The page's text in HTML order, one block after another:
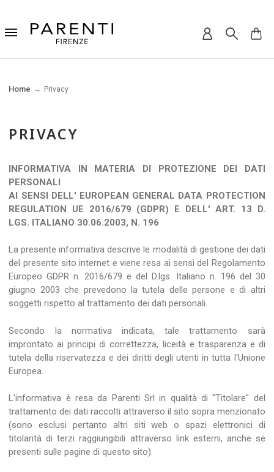
Home Privacy
PRIVACY
INFORMATIVA IN MATERIA DI PROTEZIONE DEI DATI
PERSONALI
AI SENSI DELL' EUROPEAN GENERAL DATA PROTECTION
REGULATION UE 2016/679 (GDPR) E DELL' ART. 13 D.
LGS. ITALIANO 30.06.2003, N. 196
La presente informativa descrive le modalità di gestione dei dati
del presente sito internet e viene resa ai sensi del Regolamento
Europeo GDPR n. 2016/679 e del D.lgs. Italiano n. 196 del 30
giugno 2003 che prevedono la tutela delle persone e di altri
soggetti rispetto al trattamento dei dati personali.
Secondo la normativa indicata, tale trattamento sarà
improntato ai principi di correttezza, liceità e trasparenza e di
tutela della riservatezza e dei diritti degli utenti in tutta l'Unione
Europea.
L'informativa è resa da Parenti Srl in qualità di "Titolare" del
trattamento dei dati raccolti attraverso il sito sopra menzionato
(sono esclusi pertanto altri siti web o spazi elettronici di
titolarità di terzi raggiungibili attraverso link esterni, anche se
presenti sulle pagine di questo sito).